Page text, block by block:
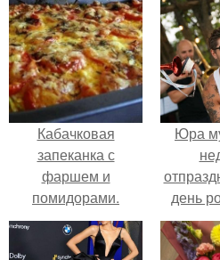
Кабачковая
запеканка с
фаршем и
помидорами.
Юра
день